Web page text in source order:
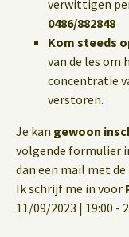
verwittigen
0486/882848
Kom steeds
van de les om
concentratie
verstoren.
Je kan gewoon
volgende formulier
dan een mail met
Ik schrijf me in voor
11/09/2023 | 19:00 -